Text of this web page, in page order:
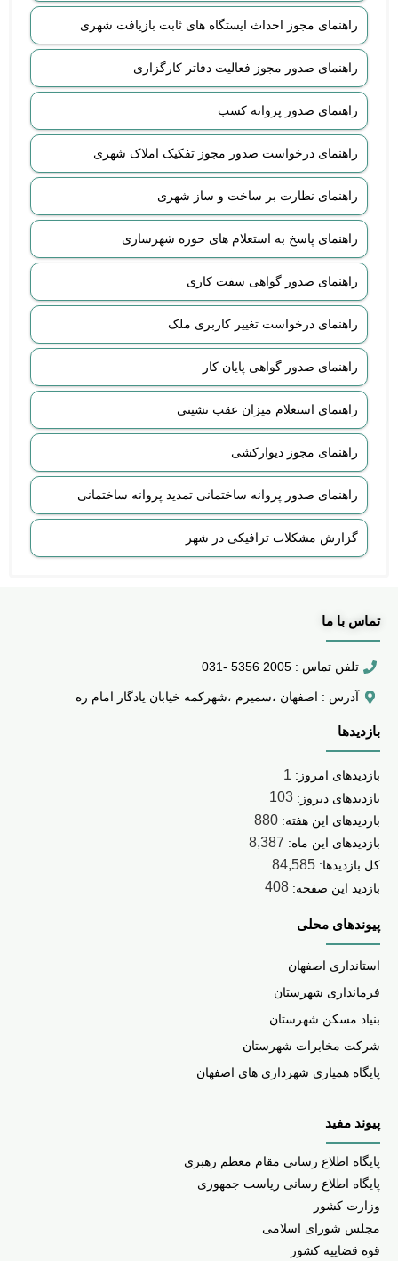
راهنمای مجوز احداث ایستگاه های ثابت بازیافت شهری
راهنمای صدور مجوز فعالیت دفاتر کارگزاری
راهنمای صدور پروانه کسب
راهنمای درخواست صدور مجوز تفکیک املاک شهری
راهنمای نظارت بر ساخت و ساز شهری
راهنمای پاسخ به استعلام های حوزه شهرسازی
راهنمای صدور گواهی سفت کاری
راهنمای درخواست تغییر کاربری ملک
راهنمای صدور گواهی پایان کار
راهنمای استعلام میزان عقب نشینی
راهنمای مجوز دیوارکشی
راهنمای صدور پروانه ساختمانی تمدید پروانه ساختمانی
گزارش مشکلات ترافیکی در شهر
پیوند مفید
پایگاه اطلاع رسانی مقام معظم رهبری
پایگاه اطلاع رسانی ریاست جمهوری
وزارت کشور
مجلس شورای اسلامی
قوه قضاییه کشور
پیوندهای محلی
استانداری اصفهان
فرمانداری شهرستان
بنیاد مسکن شهرستان
شرکت مخابرات شهرستان
پایگاه همیاری شهرداری های اصفهان
بازدیدها
بازدیدهای امروز: 1
بازدیدهای دیروز: 103
بازدیدهای این هفته: 880
بازدیدهای این ماه: 8,387
کل بازدیدها: 84,585
بازدید این صفحه: 408
تماس با ما
تلفن تماس : 2005 5356 -031
آدرس : اصفهان ،سمیرم ،شهرکمه خیابان یادگار امام ره